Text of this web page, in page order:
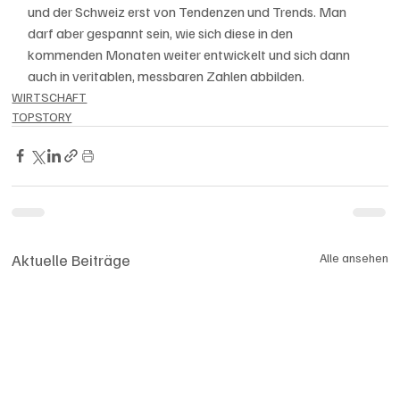
und der Schweiz erst von Tendenzen und Trends. Man
darf aber gespannt sein, wie sich diese in den
kommenden Monaten weiter entwickelt und sich dann
auch in veritablen, messbaren Zahlen abbilden.
WIRTSCHAFT
TOPSTORY
Aktuelle Beiträge Alle ansehen